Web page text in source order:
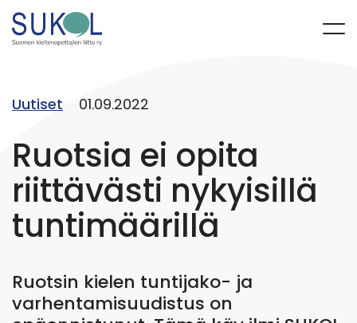
Uutiset 01.09.2022
Ruotsia ei opita
riittävästi nykyisillä
tuntimäärillä
Ruotsin kielen tuntijako- ja
varhentamisuudistus on